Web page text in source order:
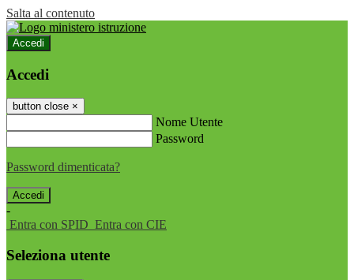
Salta al contenuto
Accedi
Accedi
button close ×
Nome Utente
Password
Password dimenticata?
-
Entra con SPID Entra con CIE
Seleziona utente